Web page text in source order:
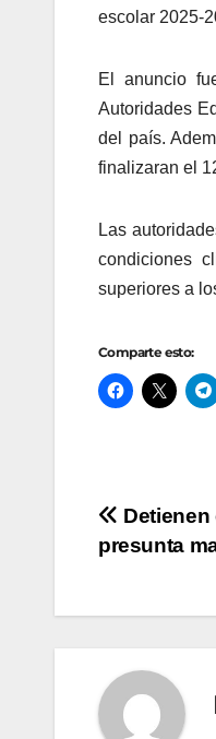
escolar 2025-
El anuncio
Autoridades
del país.
finalizaran el
Las
condiciones
superiores a
Comparte esto:
de
Detienen
presunta